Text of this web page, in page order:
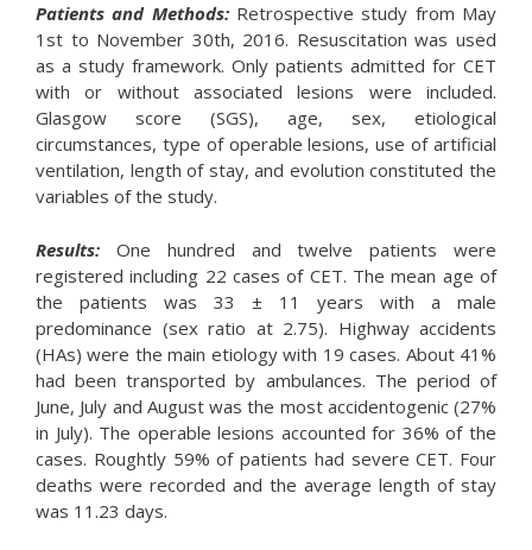
Patients and Methods:Retrospective study from May
1st to November 30th, 2016. Resuscitation was used
as a study framework. Only patients admitted for CET
with or without associated lesions were included.
Glasgow score (SGS), age, sex, etiological
circumstances, type of operable lesions, use of artificial
ventilation, length of stay, and evolution constituted the
variables of the study.
Results: One hundred and twelve patients were
registered including 22 cases of CET. The mean age of
the patients was 33 ± 11 years with a male
predominance (sex ratio at 2.75). Highway accidents
(HAs) were the main etiology with 19 cases. About 41%
had been transported by ambulances. The period of
June, July and August was the most accidentogenic (27%
in July). The operable lesions accounted for 36% of the
cases. Roughtly 59% of patients had severe CET. Four
deaths were recorded and the average length of stay
was 11.23 days.